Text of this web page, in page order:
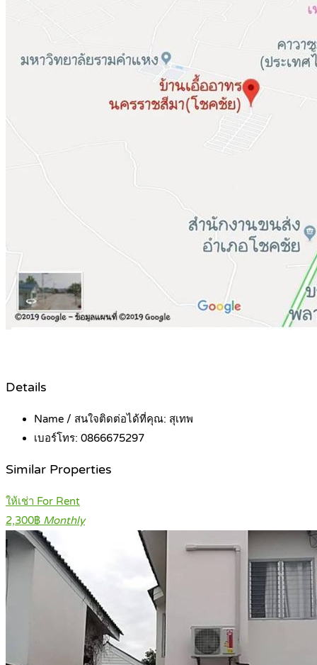
Details
Name / สนใจติดต่อได้ที่คุณ: สุเทพ
เบอร์โทร: 0866675297
Similar Properties
ให้เช่า For Rent
2,300฿ Monthly